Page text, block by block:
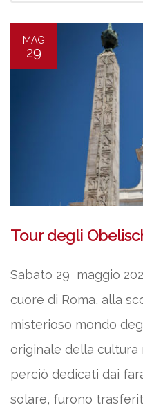
MAG
29
Tour degli
Sabato 29 maggio
cuore di Roma, alla
misterioso mondo
originale della cultura
perciò dedicati dai
solare, furono